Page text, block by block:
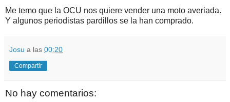
Me temo que la OCU nos quiere vender una moto averiada.
Y algunos periodistas pardillos se la han comprado.
Josu a las 00:20
Compartir
No hay comentarios: